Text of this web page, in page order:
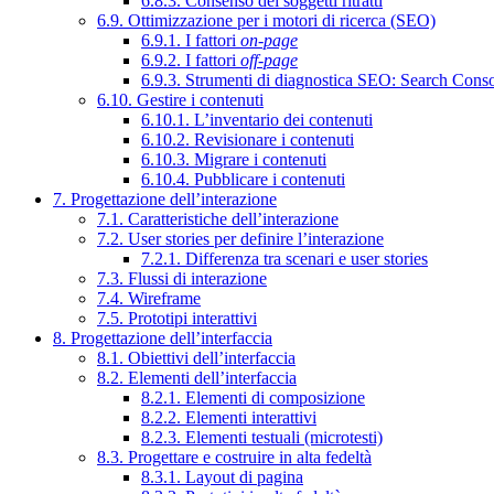
6.9. Ottimizzazione per i motori di ricerca (SEO)
6.9.1. I fattori on-page
6.9.2. I fattori off-page
6.9.3. Strumenti di diagnostica SEO: Search
6.10. Gestire i contenuti
6.10.1. L’inventario dei contenuti
6.10.2. Revisionare i contenuti
6.10.3. Migrare i contenuti
6.10.4. Pubblicare i contenuti
7. Progettazione dell’interazione
7.1. Caratteristiche dell’interazione
7.2. User stories per definire l’interazione
7.2.1. Differenza tra scenari e user stories
7.3. Flussi di interazione
7.4. Wireframe
7.5. Prototipi interattivi
8. Progettazione dell’interfaccia
8.1. Obiettivi dell’interfaccia
8.2. Elementi dell’interfaccia
8.2.1. Elementi di composizione
8.2.2. Elementi interattivi
8.2.3. Elementi testuali (microtesti)
8.3. Progettare e costruire in alta fedeltà
8.3.1. Layout di pagina